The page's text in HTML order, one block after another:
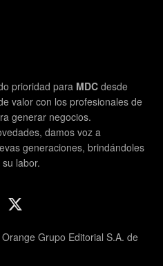
prioridad para MDC desde
valor con los profesionales de
generar negocios.
damos voz a
generaciones, brindándoles
labor.
Grupo Editorial S.A. de